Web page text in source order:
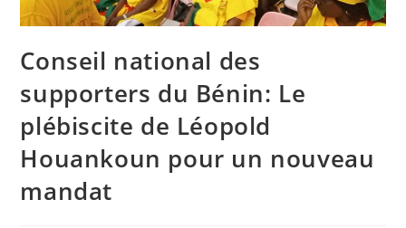
Conseil national des
supporters du Bénin: Le
plébiscite de Léopold
Houankoun pour un nouveau
mandat